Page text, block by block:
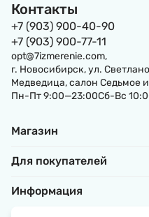
Контакты
+7 (903) 900-40-90
+7 (903) 900-77-11
opt@7izmerenie.com,
г. Новосибирск, ул.
Медведица, салон Седьмое
Пн-Пт 9:00—23:00Сб-Вс
Магазин
Для покупателей
Информация